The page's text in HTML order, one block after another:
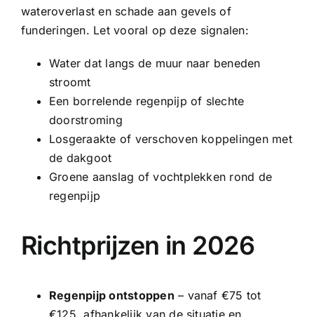
wateroverlast en schade aan gevels of
funderingen. Let vooral op deze signalen:
Water dat langs de muur naar beneden
stroomt
Een borrelende regenpijp of slechte
doorstroming
Losgeraakte of verschoven koppelingen met
de dakgoot
Groene aanslag of vochtplekken rond de
regenpijp
Richtprijzen in 2026
Regenpijp ontstoppen – vanaf €75 tot
€125, afhankelijk van de situatie en